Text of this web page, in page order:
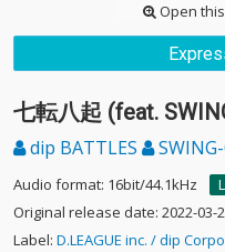
Open
七転八起 (feat.
dip BATTLES
Audio format: 16bit/44.1kHz
Original release date: 2022-03-
Label: D.LEAGUE inc. / dip